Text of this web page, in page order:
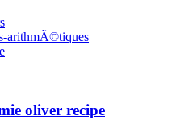
arithmÃ©tiques
oliver recipe